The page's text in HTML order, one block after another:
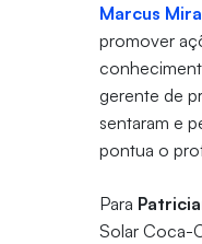
Marcus
promover
gerente de
sentaram e
pontua o
Para
Solar Coca-